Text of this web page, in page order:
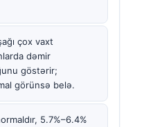
çox vaxt
dəmir
göstərir;
görünsə belə.
5.7%–6.4%